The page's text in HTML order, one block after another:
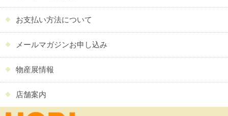
お支払い方法について
メールマガジンお申し込み
物産展情報
店舗案内